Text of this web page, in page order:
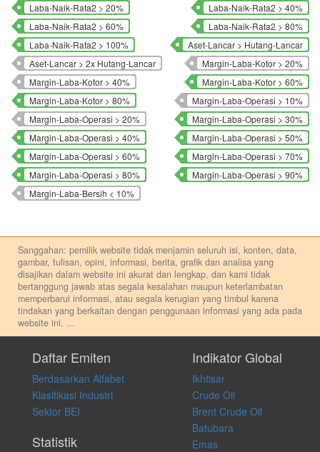
Laba-Naik-Rata2 > 20%
Laba-Naik-Rata2 > 40%
Laba-Naik-Rata2 > 60%
Laba-Naik-Rata2 > 80%
Laba-Naik-Rata2 > 100%
Aset-Lancar > Hutang-Lancar
Aset-Lancar > 2x Hutang-Lancar
Margin-Laba-Kotor > 20%
Margin-Laba-Kotor > 40%
Margin-Laba-Kotor > 60%
Margin-Laba-Kotor > 80%
Margin-Laba-Operasi > 10%
Margin-Laba-Operasi > 20%
Margin-Laba-Operasi > 30%
Margin-Laba-Operasi > 40%
Margin-Laba-Operasi > 50%
Margin-Laba-Operasi > 60%
Margin-Laba-Operasi > 70%
Margin-Laba-Operasi > 80%
Margin-Laba-Operasi > 90%
Margin-Laba-Bersih < 10%
Sanggahan: pemilik website tidak menjamin seluruh isi, konten, data,
gambar, tulisan, opini, informasi, berita, grafik dan analisa yang
disajikan dalam website ini akurat dan lengkap, dan kami tidak
bertanggung jawab atas segala kesalahan maupun keterlambatan
memperbarui informasi, atau segala kerugian yang timbul karena
tindakan yang berkaitan dengan penggunaan informasi yang ada pada
website ini. ...
pribadi. Kami tidak memberi anjuran, saran, rekomendasi untuk
membeli, menjual atau melakukan aktivitas lain yang terkait dengan
transaksi perdagangan apapun, dan kami tidak bertanggung jawab
atas keputusan investasi yang dilakukan dalam kondisi dan situasi
apapun juga, yang diakibatkan secara langsung maupun tidak
langsung atas konten pada website ini.
Daftar Emiten
Berdasarkan Alfabet
Klasifikasi Industri
Sektor BEI
Statistik
Indikator Global
Ikhtisar
Crude Oil
Brent Crude Oil
Batubara
Emas